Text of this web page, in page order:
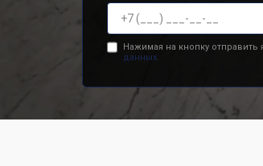
Нажимая на кнопку
данных.